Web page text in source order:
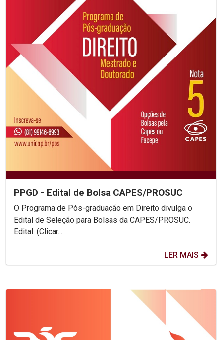
PPGD - Edital de Bolsa CAPES/PROSUC
O Programa de Pós-graduação em Direito divulga o
Edital de Seleção para Bolsas da CAPES/PROSUC.
Edital: (Clicar...
LER MAIS